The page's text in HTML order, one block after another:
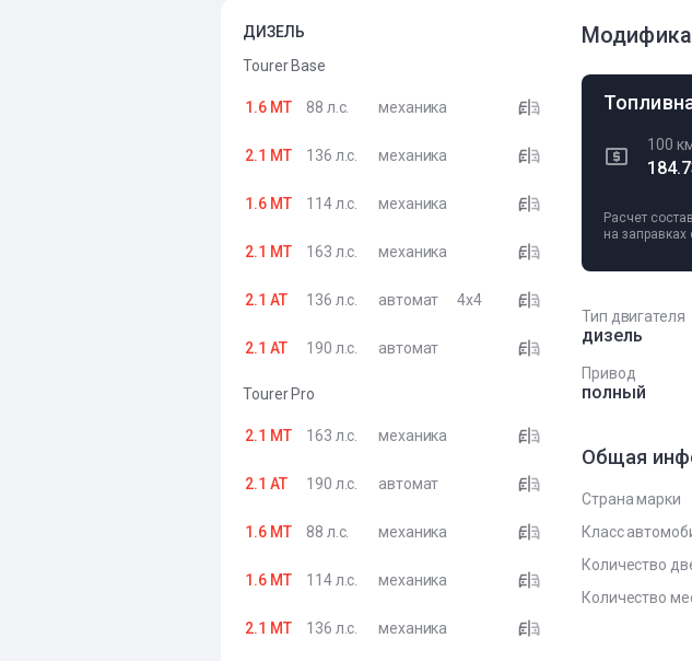
ДИЗЕЛЬ
Tourer Base
1.6 MT 88 л.с. механика
2.1 MT 136 л.с. механика
1.6 MT 114 л.с. механика
2.1 MT 163 л.с. механика
2.1 AT 136 л.с. автомат 4x4
2.1 AT 190 л.с. автомат
Tourer Pro
2.1 MT 163 л.с. механика
2.1 AT 190 л.с. автомат
1.6 MT 88 л.с. механика
1.6 MT 114 л.с. механика
2.1 MT 136 л.с. механика
100
Расчет
на заправках
Тип двигателя
дизель
Привод
полный
Общая
Страна марки
Класс
Количество
Количество